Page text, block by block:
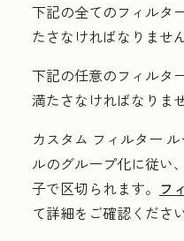
下記の全てのフィルタ
たさなければなりません
下記の任意のフィルタ
満たさなければなりま
カスタム フィルター ル
ルのグループ化に従い
子で区切られます。 フ
て詳細をご確認ください